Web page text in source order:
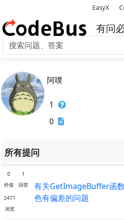
EasyX
有问
阿噗
1
0
所有提问
0
价值
1
回答
2471
浏览
有关GetImageBuffer函
色有偏差的问题